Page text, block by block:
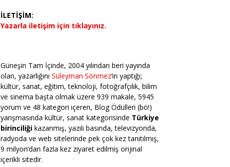
İLETİŞİM:
Yazarla iletişim için tıklayınız.
Güneşin Tam İçinde, 2004 yılından beri yayında
olan, yazarlığını Süleyman Sönmez‘in yaptığı;
kültür, sanat, eğitim, teknoloji, fotoğrafçılık, bilim
ve sinema başta olmak üzere 939 makale, 5945
yorum ve 48 kategori içeren, Blog Ödülleri (bö!)
yarışmasında kültür, sanat kategorisinde Türkiye
birinciliği kazanmış, yazılı basında, televizyonda,
radyoda ve web sitelerinde pek çok kez tanıtılmış,
9 milyon’dan fazla kez ziyaret edilmiş orijinal
içerikli sitedir.